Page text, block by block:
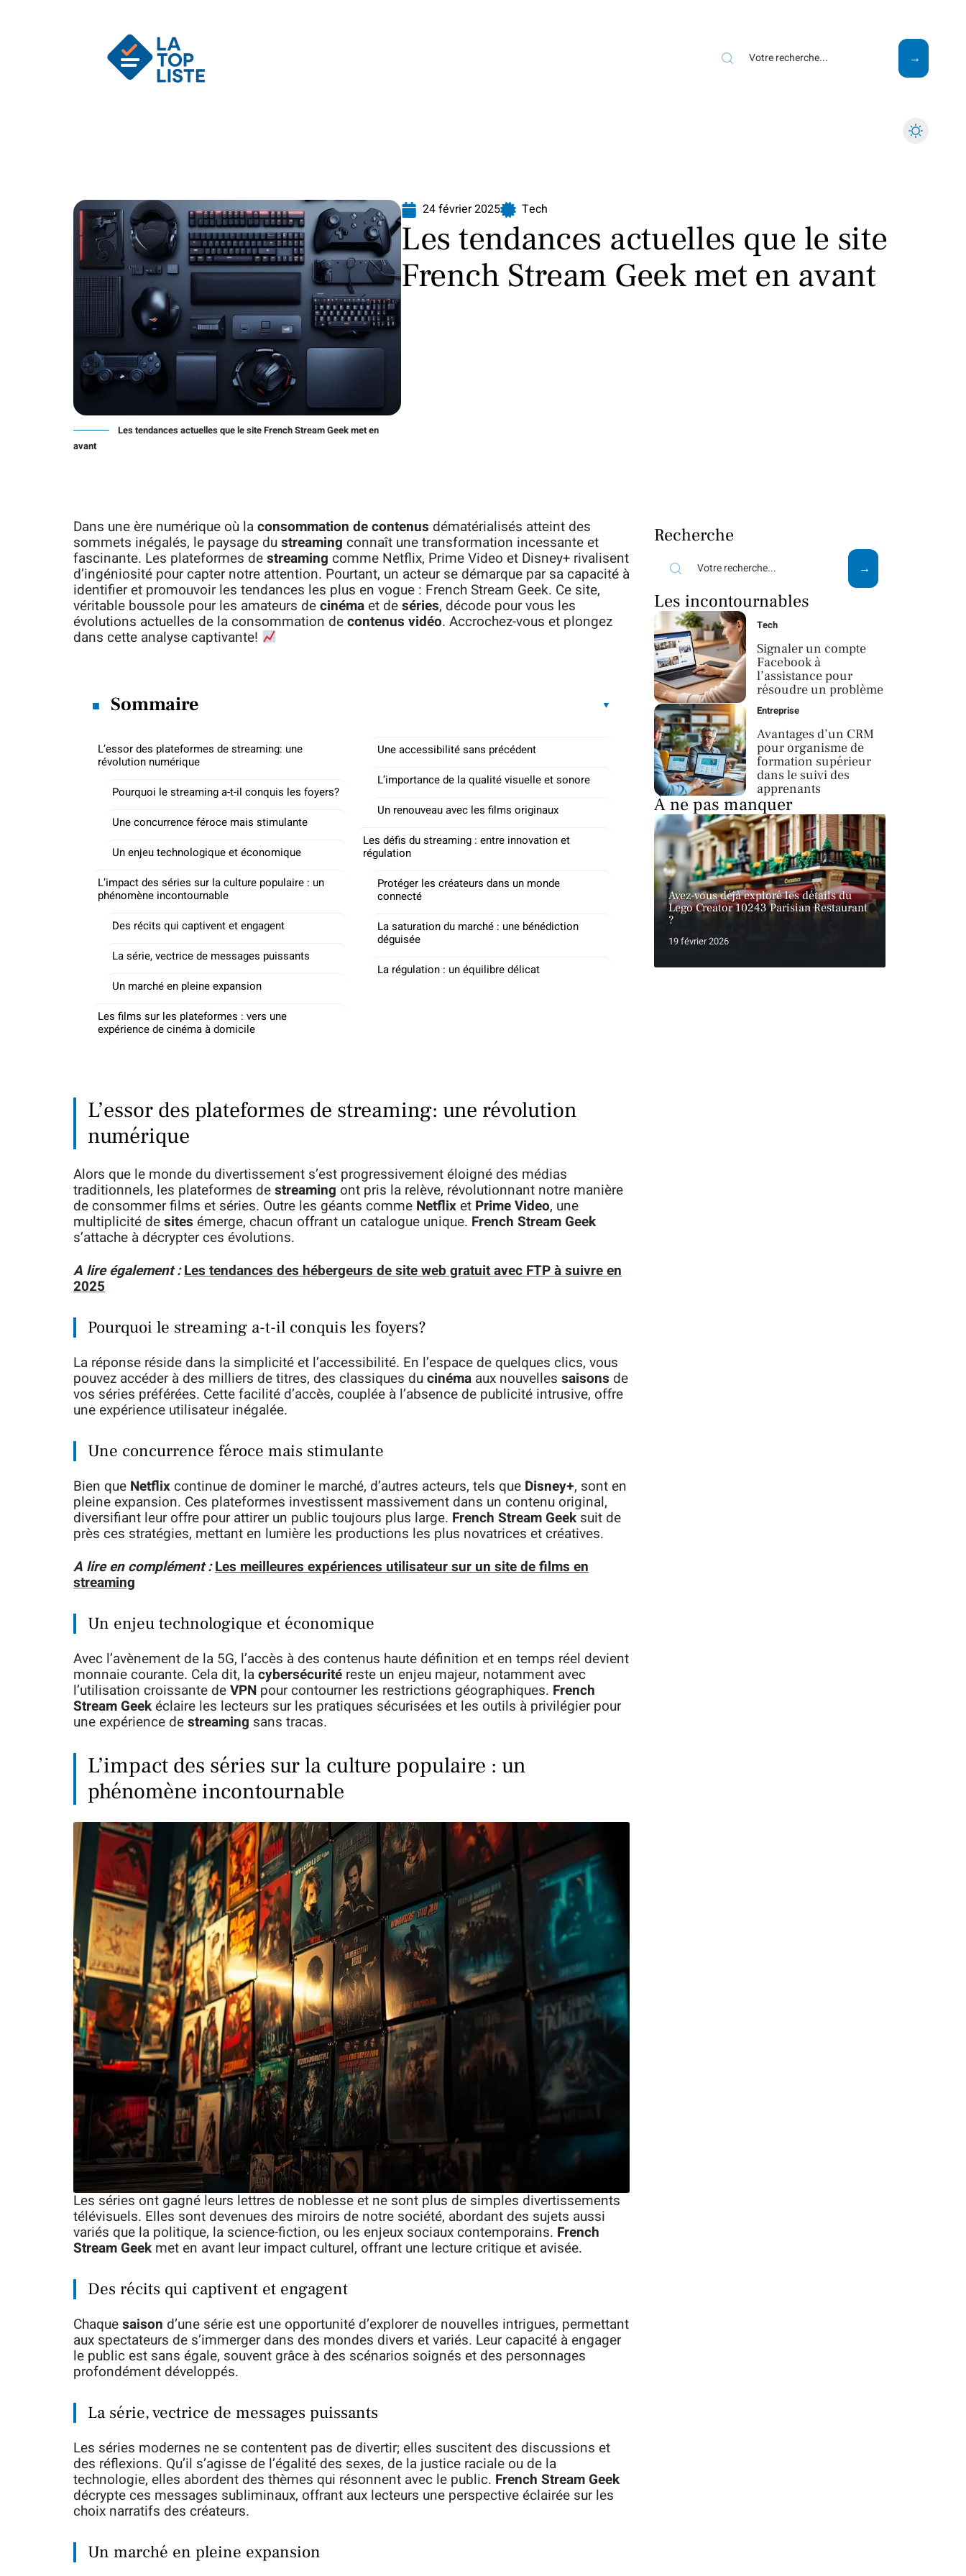
Les tendances actuelles que le site French Stream Geek met en
avant
24 février 2025 Tech
Les tendances actuelles que le site
French Stream Geek met en avant
Dans une ère numérique où laconsommation de contenus dématérialisés atteint des
sommets inégalés, le paysage dustreaming connaît une transformation incessante et
fascinante. Les plateformes destreaming comme Netflix, Prime Video et Disney+ rivalisent
d’ingéniosité pour capter notre attention. Pourtant, un acteur se démarque par sa capacité à
identifier et promouvoir les tendances les plus en vogue : French Stream Geek. Ce site,
véritable boussole pour les amateurs decinémaet deséries, décode pour vous les
évolutions actuelles de la consommation decontenus vidéo. Accrochez-vous et plongez
dans cette analyse captivante!
Sommaire
L’essor des plateformes de streaming: une
révolution numérique
Pourquoi le streaming a-t-il conquis les foyers?
Une concurrence féroce mais stimulante
Un enjeu technologique et économique
L’impact des séries sur la culture populaire : un
phénomène incontournable
Des récits qui captivent et engagent
La série, vectrice de messages puissants
Un marché en pleine expansion
Les films sur les plateformes : vers une
expérience de cinéma à domicile
Une accessibilité sans précédent
L’importance de la qualité visuelle et sonore
Un renouveau avec les films originaux
Les défis du streaming : entre innovation et
régulation
Protéger les créateurs dans un monde
connecté
La saturation du marché : une bénédiction
déguisée
La régulation : un équilibre délicat
L’essor des plateformes de streaming: une révolution
numérique
Alors que le monde du divertissement s’est progressivement éloigné des médias
traditionnels, les plateformes destreaming ont pris la relève, révolutionnant notre manière
de consommer films et séries. Outre les géants comme Netflixet Prime Video, une
multiplicité desites émerge, chacun offrant un catalogue unique. French Stream Geek
s’attache à décrypter ces évolutions.
A lire également :Les tendances des hébergeurs de site web gratuit avec FTP à suivre en
2025
Pourquoi le streaming a-t-il conquis les foyers?
La réponse réside dans la simplicité et l’accessibilité. En l’espace de quelques clics, vous
pouvez accéder à des milliers de titres, des classiques ducinéma aux nouvelles saisons de
vos séries préférées. Cette facilité d’accès, couplée à l’absence de publicité intrusive, offre
une expérience utilisateur inégalée.
Une concurrence féroce mais stimulante
Bien que Netflixcontinue de dominer le marché, d’autres acteurs, tels que Disney+, sont en
pleine expansion. Ces plateformes investissent massivement dans un contenu original,
diversifiant leur offre pour attirer un public toujours plus large. French Stream Geek suit de
près ces stratégies, mettant en lumière les productions les plus novatrices et créatives.
A lire en complément :Les meilleures expériences utilisateur sur un site de films en
streaming
Un enjeu technologique et économique
Avec l’avènement de la 5G, l’accès à des contenus haute définition et en temps réel devient
monnaie courante. Cela dit, lacybersécurité reste un enjeu majeur, notamment avec
l’utilisation croissante deVPN pour contourner les restrictions géographiques. French
Stream Geekéclaire les lecteurs sur les pratiques sécurisées et les outils à privilégier pour
une expérience destreaming sans tracas.
L’impact des séries sur la culture populaire : un
phénomène incontournable
Les séries ont gagné leurs lettres de noblesse et ne sont plus de simples divertissements
télévisuels. Elles sont devenues des miroirs de notre société, abordant des sujets aussi
variés que la politique, la science-fiction, ou les enjeux sociaux contemporains. French
Stream Geek met en avant leur impact culturel, offrant une lecture critique et avisée.
Des récits qui captivent et engagent
Chaquesaison d’une série est une opportunité d’explorer de nouvelles intrigues, permettant
aux spectateurs de s’immerger dans des mondes divers et variés. Leur capacité à engager
le public est sans égale, souvent grâce à des scénarios soignés et des personnages
profondément développés.
La série, vectrice de messages puissants
Les séries modernes ne se contentent pas de divertir; elles suscitent des discussions et
des réflexions. Qu’il s’agisse de l’égalité des sexes, de la justice raciale ou de la
technologie, elles abordent des thèmes qui résonnent avec le public. French Stream Geek
décrypte ces messages subliminaux, offrant aux lecteurs une perspective éclairée sur les
choix narratifs des créateurs.
Un marché en pleine expansion
Recherche
Les incontournables
Tech
Signaler un compte
Facebook à
l’assistance pour
résoudre un problème
Entreprise
Avantages d’un CRM
pour organisme de
formation supérieur
dans le suivi des
apprenants
À ne pas manquer
Avez-vous déjà exploré les détails du
Lego Creator 10243 Parisian Restaurant
?
19 février 2026